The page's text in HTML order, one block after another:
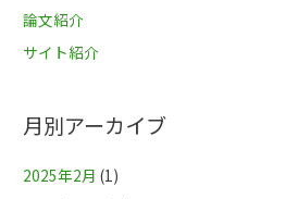
論文紹介
サイト紹介
月別アーカイブ
2025年2月 (1)